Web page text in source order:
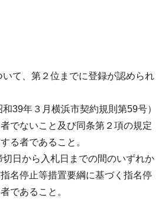
て、第２位までに登録が認められ
39年３月横浜市契約規則第59号）
でないこと及び同条第２項の規定
る者であること。
日から入札日までの間のいずれか
名停止等措置要綱に基づく指名停
であること。